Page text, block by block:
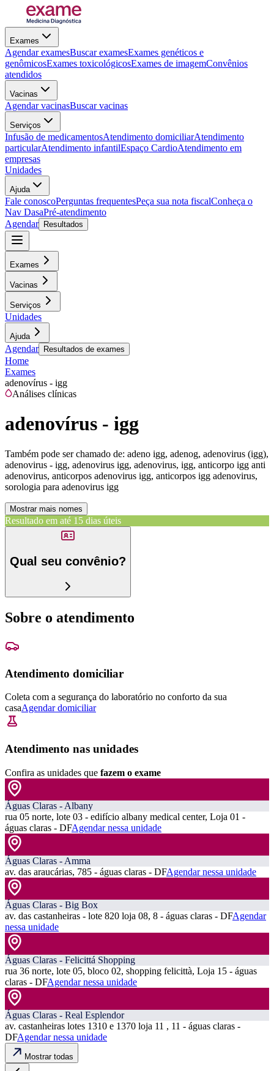
Exames
Agendar examesBuscar examesExames genéticos e
genômicosExames toxicológicosExames de imagemConvênios
atendidos
Vacinas
Agendar vacinasBuscar vacinas
Serviços
Infusão de medicamentosAtendimento domiciliarAtendimento
particularAtendimento infantilEspaço CardioAtendimento em
empresas
Unidades
Ajuda
Fale conoscoPerguntas frequentesPeça sua nota fiscalConheça o
Nav DasaPré-atendimento
Agendar
Resultados
Exames
Vacinas
Serviços
Unidades
Ajuda
Agendar Resultados de exames
Home
Exames
adenovírus - igg
Análises clínicas
adenovírus - igg
Também pode ser chamado de: adeno igg, adenog, adenovirus (igg),
adenovirus - igg, adenovirus igg, adenovirus, igg, anticorpo igg anti
adenovirus, anticorpos adenovirus igg, anticorpos igg adenovirus,
sorologia para adenovirus igg
Mostrar mais nomes
Resultado em até 15 dias úteis
Qual seu convênio?
Sobre o atendimento
Atendimento domiciliar
Coleta com a segurança do laboratório no conforto da sua
casaAgendar domiciliar
Atendimento nas unidades
Confira as unidades que fazem o exame
Águas Claras - Albany
rua 05 norte, lote 03 - edifício albany medical center, Loja 01 -
águas claras - DFAgendar nessa unidade
Águas Claras - Amma
av. das araucárias, 785 - águas claras - DFAgendar nessa unidade
Águas Claras - Big Box
av. das castanheiras - lote 820 loja 08, 8 - águas claras - DFAgendar
nessa unidade
Águas Claras - Felicittá Shopping
rua 36 norte, lote 05, bloco 02, shopping felicittà, Loja 15 - águas
claras - DFAgendar nessa unidade
Águas Claras - Real Esplendor
av. castanheiras lotes 1310 e 1370 loja 11 , 11 - águas claras -
DFAgendar nessa unidade
Mostrar todas